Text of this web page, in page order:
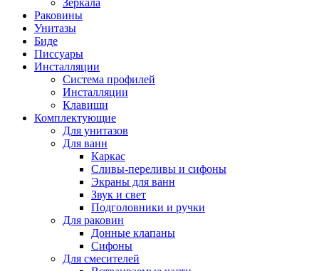
Зеркала
Раковины
Унитазы
Биде
Писсуары
Инсталляции
Система профилей
Инсталляции
Клавиши
Комплектующие
Для унитазов
Для ванн
Каркас
Сливы-переливы и сифоны
Экраны для ванн
Звук и свет
Подголовники и ручки
Для раковин
Донные клапаны
Сифоны
Для смесителей